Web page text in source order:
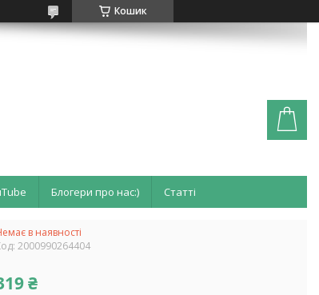
Кошик
Блогери про нас:) Статті
в наявності
2000990264404
₴